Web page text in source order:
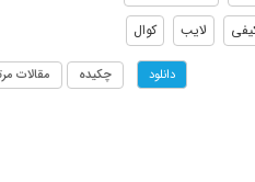
لايب كوال
دانلود چکیده مقالات